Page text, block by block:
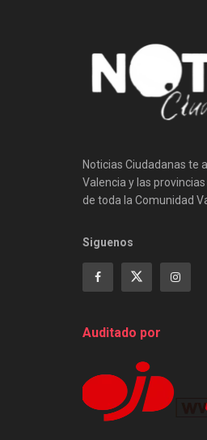
Noticias Ciudadanas te
Valencia y las
de toda la Comunidad
Siguenos
Auditado por